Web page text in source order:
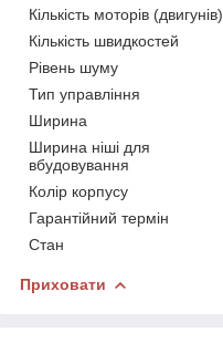
Кількість моторів (двигунів)
Кількість швидкостей
Рівень шуму
Тип управління
Ширина
Ширина ніші для
вбудовування
Колір корпусу
Гарантійний термін
Стан
Приховати